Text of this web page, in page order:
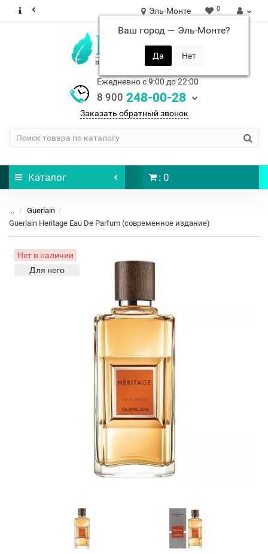
Эль-Монте
Ваш город — Эль-Монте?
0
Ежедневно с 9:00 до 22:00
8 900 248-00-28
Заказать обратный звонок
Каталог : 0
...
Guerlain
Guerlain Heritage Eau De Parfum (современное издание)
Нет в наличии
Для него